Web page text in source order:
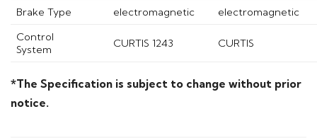
Brake Type electromagnetic
electromagnetic
Control
System
CURTIS 1243 CURTIS
*The Specification is subject to change without prior
notice.